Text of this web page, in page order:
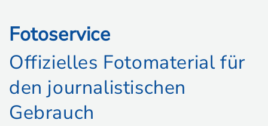
Fotoservice
Offizielles Fotomaterial für
den journalistischen
Gebrauch